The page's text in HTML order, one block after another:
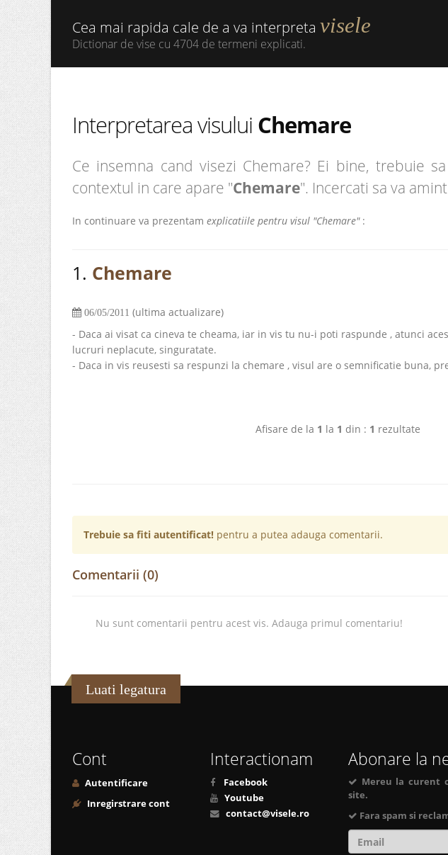
Cea mai rapida cale de a va interpreta visele
Dictionar de vise cu 4704 de termeni explicati.
Interpretarea visului Chemare
Ce insemna cand visezi Chemare? Ei bine, trebuie
contextul in care apare "Chemare". Incercati sa va
In continuare va prezentam explicatiile pentru visul "Chemare":
1. Chemare
06/05/2011 (ultima actualizare)
- Daca ai visat ca cineva te cheama, iar in vis tu nu-i poti raspunde , atunci
lucruri neplacute, singuratate.
- Daca in vis reusesti sa respunzi la chemare , visul are o semnificatie buna,
Afisare de la 1 la 1 din : 1 rezultate
Trebuie sa fiti autentificat! pentru a putea adauga comentarii.
Comentarii (0)
Nu sunt comentarii pentru acest vis. Adauga primul comentariu!
Luati legatura
Cont
Autentificare
Inregirstrare cont
Interactionam
Facebook
Youtube
contact@visele.ro
Abonare la
Mereu la curent
site.
Fara spam si